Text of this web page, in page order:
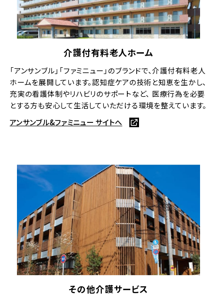
介護付有料老人ホーム
「アンサンブル」「ファミニュー」のブランドで、介護付有料老人
ホームを展開しています。認知症ケアの技術と知恵を生かし、
充実の看護体制やリハビリのサポートなど、 医療行為を必要
とする方も安心して生活していただける環境を整えています。
アンサンブル&ファミニュー サイトへ
その他介護サービス